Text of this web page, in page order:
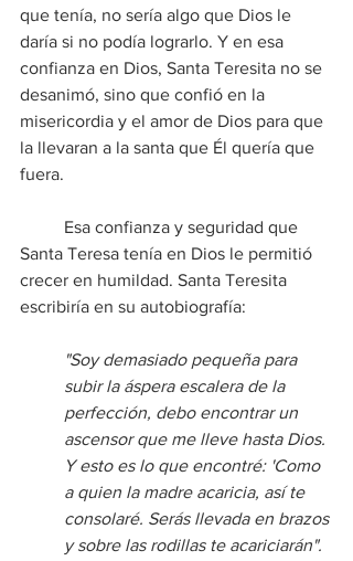
que tenía, no sería algo que Dios le
daría si no podía lograrlo. Y en esa
confianza en Dios, Santa Teresita no se
desanimó, sino que confió en la
misericordia y el amor de Dios para que
la llevaran a la santa que Él quería que
fuera.
Santa Teresa tenía en Dios le permitió
crecer en humildad. Santa Teresita
escribiría en su autobiografía:
"Soy demasiado pequeña para
subir la áspera escalera de la
perfección, debo encontrar un
ascensor que me lleve hasta Dios.
Y esto es lo que encontré: 'Como
a quien la madre acaricia, así te
consolaré. Serás llevada en brazos
y sobre las rodillas te acariciarán".